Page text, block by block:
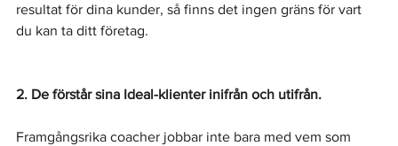
resultat för dina kunder, så finns det ingen gräns för vart
du kan ta ditt företag.
2. De förstår sina Ideal-klienter inifrån och utifrån.
Framgångsrika coacher jobbar inte bara med vem som